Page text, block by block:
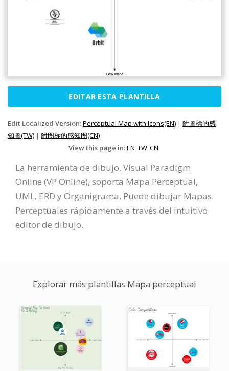
EDITAR ESTA PLANTILLA
Edit Localized Version:Perceptual Map with Icons(EN) | 附圖標的感
知圖(TW) | 附图标的感知图(CN)
View this page in:EN TW CN
La herramienta de dibujo, Visual Paradigm
Online (VP Online), soporta Mapa Perceptual,
UML, ERD y Organigrama. Puede dibujar Mapas
Perceptuales rápidamente a través del intuitivo
editor de dibujo.
Explorar más plantillas Mapa perceptual